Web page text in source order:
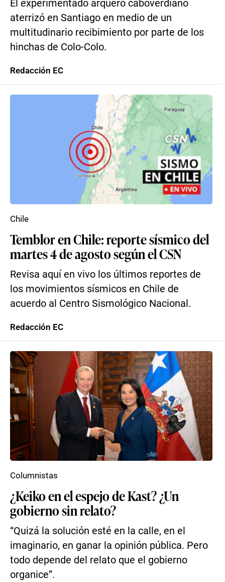
El experimentado arquero caboverdiano
aterrizó en Santiago en medio de un
multitudinario recibimiento por parte de los
hinchas de Colo-Colo.
Redacción EC
Temblor en Chile: reporte sísmico del
martes 4 de agosto según el CSN
Revisa aquí en vivo los últimos reportes de
los movimientos sísmicos en Chile de
acuerdo al Centro Sismológico Nacional.
Chile
Redacción EC
¿Keiko en el espejo de Kast? ¿Un
gobierno sin relato?
“Quizá la solución esté en la calle, en el
imaginario, en ganar la opinión pública. Pero
todo depende del relato que el gobierno
organice”.
Columnistas